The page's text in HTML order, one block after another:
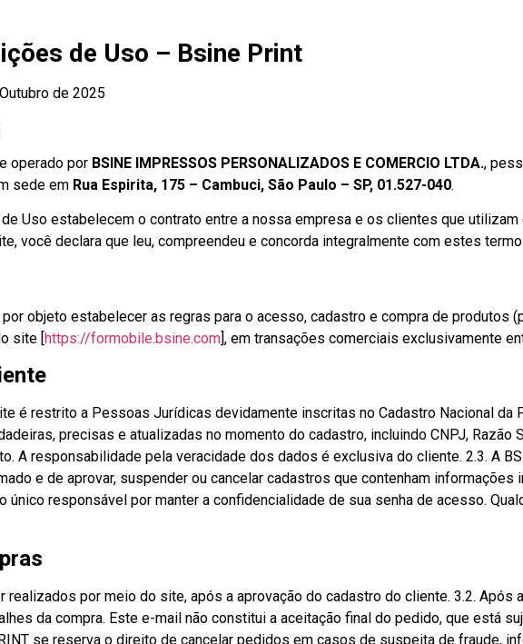
de Uso – Bsine Print
de 2025
operado por BSINE IMPRESSOS PERSONALIZADOS E COMERCIO LTDA.,
sede em Rua Espirita, 175 – Cambuci, São Paulo – SP, 01.527-040.
Uso estabelecem o contrato entre a nossa empresa e os clientes que
você declara que leu, compreendeu e concorda integralmente com estes
objeto estabelecer as regras para o acesso, cadastro e compra de produtos
site [https://formobile.bsine.com], em transações comerciais exclusivamente
é restrito a Pessoas Jurídicas devidamente inscritas no Cadastro Nacional da
precisas e atualizadas no momento do cadastro, incluindo CNPJ, Razão
A responsabilidade pela veracidade dos dados é exclusiva do cliente. 2.3. A
e de aprovar, suspender ou cancelar cadastros que contenham
único responsável por manter a confidencialidade de sua senha de acesso.
realizados por meio do site, após a aprovação do cadastro do cliente. 3.2. Após
da compra. Este e-mail não constitui a aceitação final do pedido, que está
se reserva o direito de cancelar pedidos em casos de suspeita de fraude,